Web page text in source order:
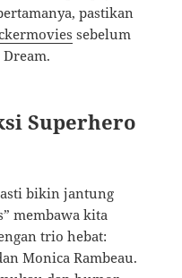
pastikan
sebelum
Superhero
bikin jantung
membawa kita
trio hebat:
Monica Rambeau.